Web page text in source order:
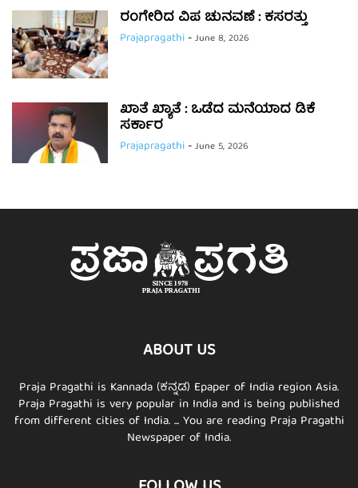
ರಂಗೇರಿದ ವಿಪ ಚುನವಣೆ : ಕಸರತ್ತು
Prajapragathi-June 8, 2026
ಖಾತೆ ಖ್ಯಾತೆ : ಒಡೆದ ಮನೆಯಾದ ಡಿಕೆ
ಸರ್ಕಾರ
Prajapragathi-June 5, 2026
ABOUT US
Praja Pragathi is Kannada (ಕನ್ನಡ) Epaper of India region Asia.
Praja Pragathi is very popular in India and is being published
from different cities of India. ... You are reading Praja Pragathi
Newspaper of India.